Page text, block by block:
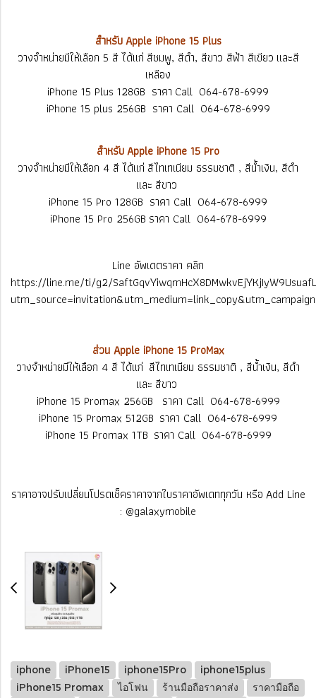
สำหรับ Apple iPhone 15 Plus
วางจำหน่ายมีให้เลือก 5 สี ได้แก่ สีชมพู, สีดำ, สีขาว สีฟ้า สีเขียว และสี
เหลือง
iPhone 15 Plus 128GB ราคา Call 064-678-6999
iPhone 15 plus 256GB ราคา Call 064-678-6999
สำหรับ Apple iPhone 15 Pro
วางจำหน่ายมีให้เลือก 4 สี ได้แก่ สีไทเทเนียม ธรรมชาติ , สีน้ำเงิน, สีดำ
และ สีขาว
iPhone 15 Pro 128GB ราคา Call 064-678-6999
iPhone 15 Pro 256GB ราคา Call 064-678-6999
Line อัพเดตราคา คลิก
https://line.me/ti/g2/
ส่วน Apple iPhone 15 ProMax
วางจำหน่ายมีให้เลือก 4 สี ได้แก่ สีไทเทเนียม ธรรมชาติ , สีน้ำเงิน, สีดำ
และ สีขาว
iPhone 15 Promax 256GB ราคา Call 064-678-6999
iPhone 15 Promax 512GB ราคา Call 064-678-6999
iPhone 15 Promax 1TB ราคา Call 064-678-6999
ราคาอาจปรับเปลี่ยนโปรดเช็คราคาจากใบราคาอัพเดททุกวัน หรือ Add Line
: @galaxymobile
iphone iPhone15 iphone15Pro
iphone15plus
iPhone15 Promax
ไอโฟน ร้านมือถือราคาส่ง
ราคามือถือ